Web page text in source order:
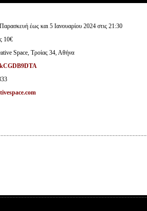
έως και 5 Ιανουαρίου 2024 στις 21:30
10€
Space, Τροίας 34, Αθήνα